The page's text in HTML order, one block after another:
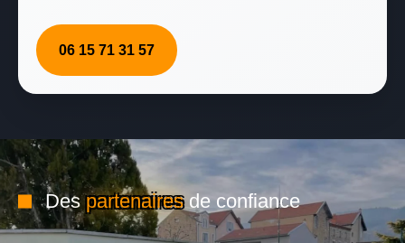
06 15 71 31 57
Despartenairesde confiance